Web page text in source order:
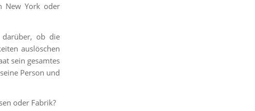
New York oder
darüber, ob die
auslöschen
sein gesamtes
Person und
oder Fabrik?